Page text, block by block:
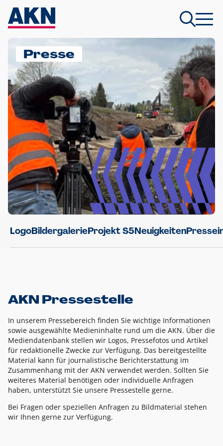
Presse
LogoBildergalerieProjekt S5Neuigkeiten
AKN Pressestelle
In unserem Pressebereich finden Sie wichtige Informationen
sowie ausgewählte Medieninhalte rund um die AKN. Über die
Mediendatenbank stellen wir Logos, Pressefotos und Artikel
für redaktionelle Zwecke zur Verfügung. Das bereitgestellte
Material kann für journalistische Berichterstattung im
Zusammenhang mit der AKN verwendet werden. Sollten Sie
weiteres Material benötigen oder individuelle Anfragen
haben, unterstützt Sie unsere Pressestelle gerne.
Bei Fragen oder speziellen Anfragen zu Bildmaterial stehen
wir Ihnen gerne zur Verfügung.